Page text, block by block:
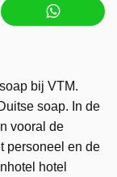
bij VTM.
soap. In de
vooral de
personeel en de
hotel